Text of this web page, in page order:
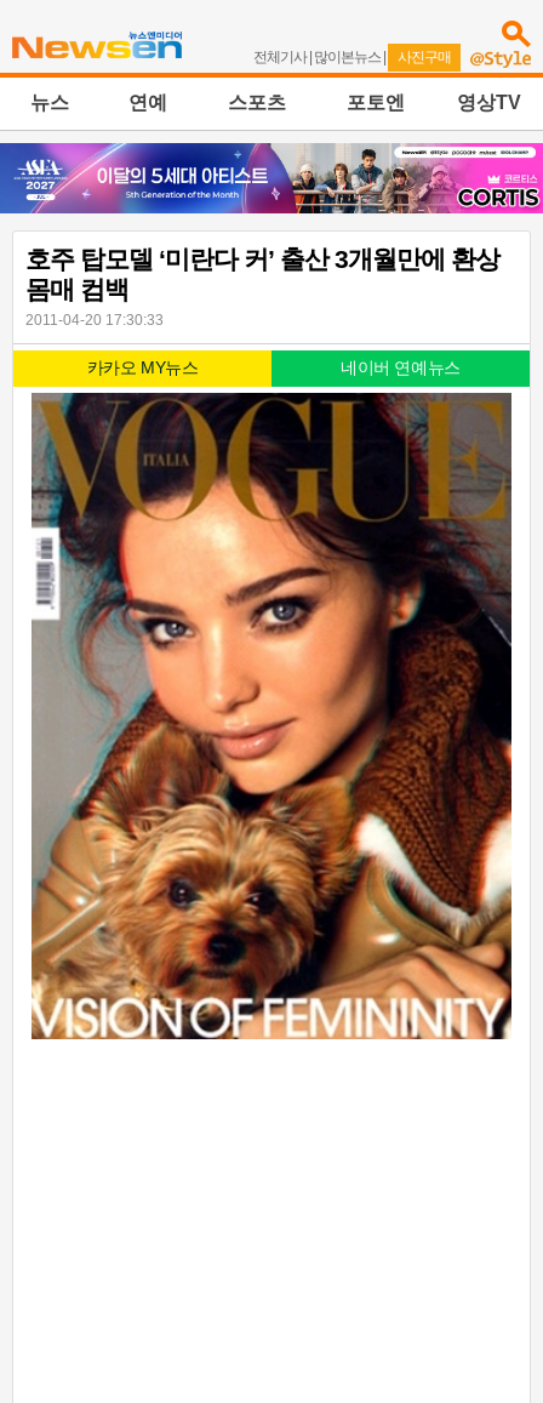
전체기사| 많이본뉴스 | 사진구매
뉴스 연예 스포츠 포토엔 영상TV
호주 탑모델 ‘미란다 커’ 출산 3개월만에 환상
몸매 컴백
2011-04-20 17:30:33
카카오 MY뉴스 네이버 연예뉴스